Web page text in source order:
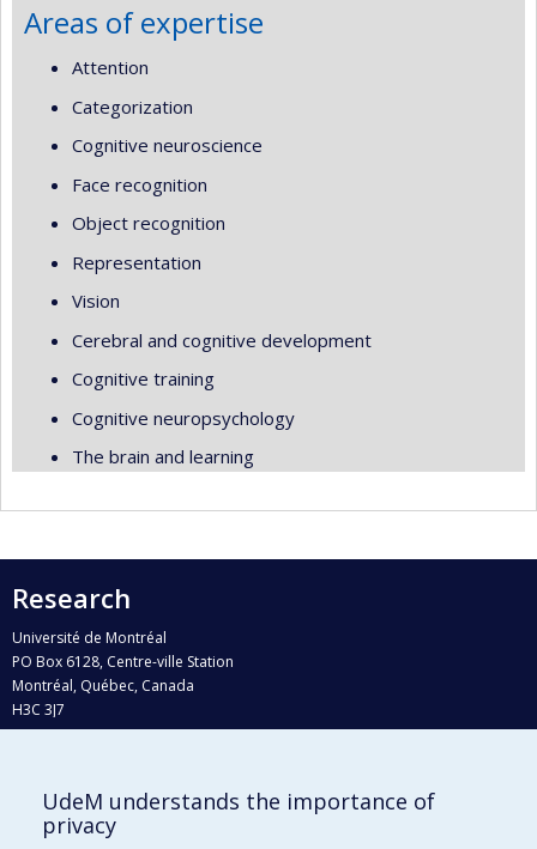
Areas of expertise
Attention
Categorization
Cognitive neuroscience
Face recognition
Object recognition
Representation
Vision
Cerebral and cognitive development
Cognitive training
Cognitive neuropsychology
The brain and learning
Research
Université de Montréal
PO Box 6128, Centre-ville Station
Montréal, Québec, Canada
H3C 3J7
Who does what?
UdeM understands the importance of
privacy